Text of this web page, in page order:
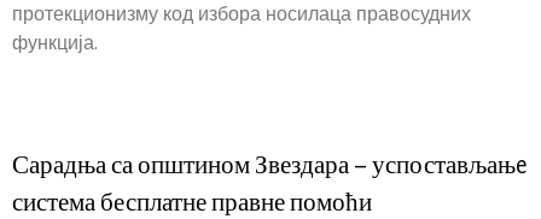
протекционизму код избора носилаца правосудних
функција.
Сарадња са општином Звездара – успостављањe
система бесплатне правне помоћи